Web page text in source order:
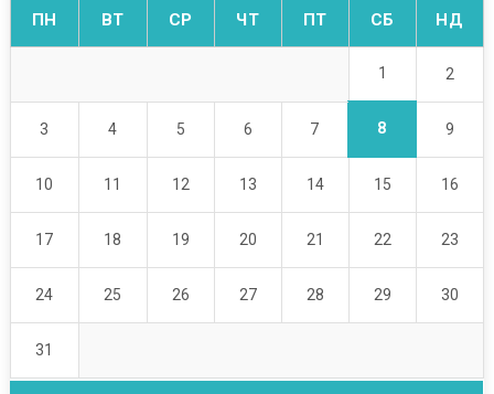
ПН ВТ СР ЧТ ПТ СБ НД
1 2
3 4 5 6 7 8 9
10 11 12 13 14 15 16
17 18 19 20 21 22 23
24 25 26 27 28 29 30
31